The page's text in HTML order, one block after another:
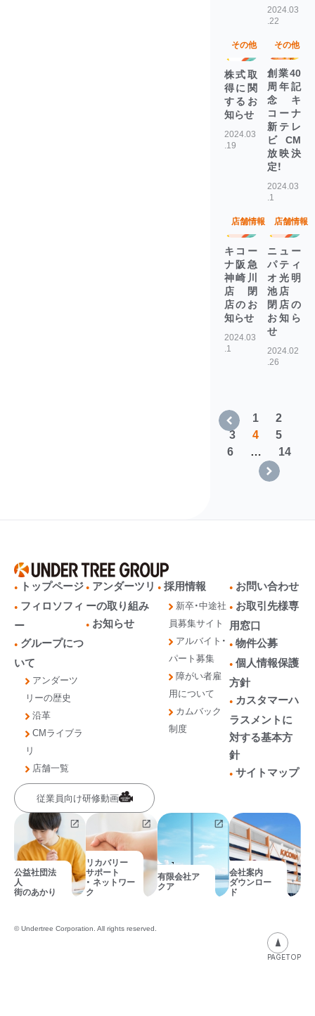
2024.03
.22
その他
株式取
得に関
するお
知らせ
2024.03
.19
その他
創業40
周年記
念 キ
コーナ
新テレ
ビCM
放映決
定！
2024.03
.1
店舗情報
キコー
ナ阪急
神崎川
店 閉
店のお
知らせ
2024.03
.1
店舗情報
ニュー
パティ
オ光明
池店
閉店の
お知ら
せ
2024.02
.26
< 1
2
3
4
5
6
…
14
>
トップページ
フィロソフィ
ー
グループにつ
いて
アンダーツ
リーの歴史
沿革
CMライブラ
リ
店舗一覧
アンダーツリ
ーの取り組み
お知らせ
採用情報
新卒・中途社
員募集サイト
アルバイト・
パート募集
障がい者雇
用について
カムバック
制度
お問い合わせ
お取引先様専
用窓口
物件公募
個人情報保護
方針
カスタマーハ
ラスメントに
対する基本方
針
サイトマップ
従業員向け研修動画
公益社団法
人
街のあかり
リカバリー
サポート
・ ネットワー
ク
有限会社ア
クア
会社案内
ダウンロー
ド
© Undertree Corporation. All rights reserved.
PAGETOP